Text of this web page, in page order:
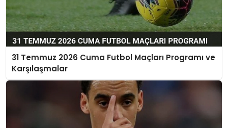
31 Temmuz 2026 Cuma Futbol Maçları Programı ve
Karşılaşmalar